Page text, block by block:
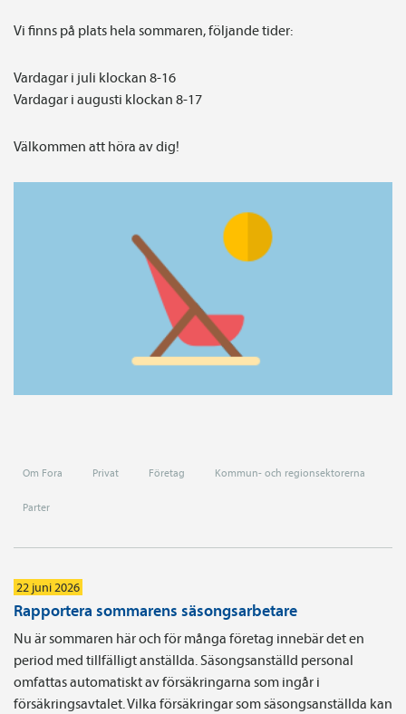
Vi finns på plats hela sommaren, följande tider:
Vardagar i juli klockan 8-16
Vardagar i augusti klockan 8-17
Välkommen att höra av dig!
Om Fora Privat Företag Kommun- och regionsektorerna
Parter
22 juni 2026
Rapportera sommarens säsongsarbetare
Nu är sommaren här och för många företag innebär det en
period med tillfälligt anställda. Säsongsanställd personal
omfattas automatiskt av försäkringarna som ingår i
försäkringsavtalet. Vilka försäkringar som säsongsanställda kan